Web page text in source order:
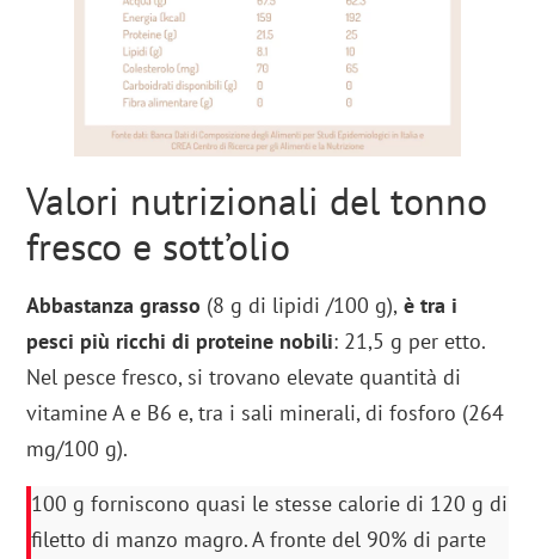
Valori nutrizionali del tonno
fresco e sott’olio
Abbastanza grasso (8 g di lipidi /100 g), è tra i
pesci più ricchi di proteine nobili: 21,5 g per etto.
Nel pesce fresco, si trovano elevate quantità di
vitamine A e B6 e, tra i sali minerali, di fosforo (264
mg/100 g).
100 g forniscono quasi le stesse calorie di 120 g di
filetto di manzo magro. A fronte del 90% di parte